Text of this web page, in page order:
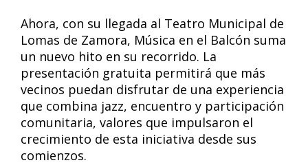
Ahora, con su llegada al Teatro Municipal de
Lomas de Zamora, Música en el Balcón suma
un nuevo hito en su recorrido. La
presentación gratuita permitirá que más
vecinos puedan disfrutar de una experiencia
que combina jazz, encuentro y participación
comunitaria, valores que impulsaron el
crecimiento de esta iniciativa desde sus
comienzos.